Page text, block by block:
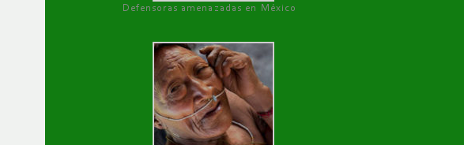
Defensoras amenazadas en México